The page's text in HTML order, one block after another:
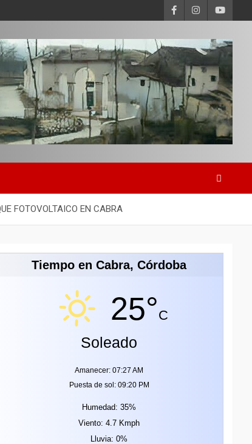
FOTOVOLTAICO EN CABRA
Tiempo en Cabra, Córdoba
25°C
Soleado
Amanecer: 07:27 AM
Puesta de sol: 09:20 PM
Humedad: 35%
Viento: 4.7 Kmph
Lluvia: 0%